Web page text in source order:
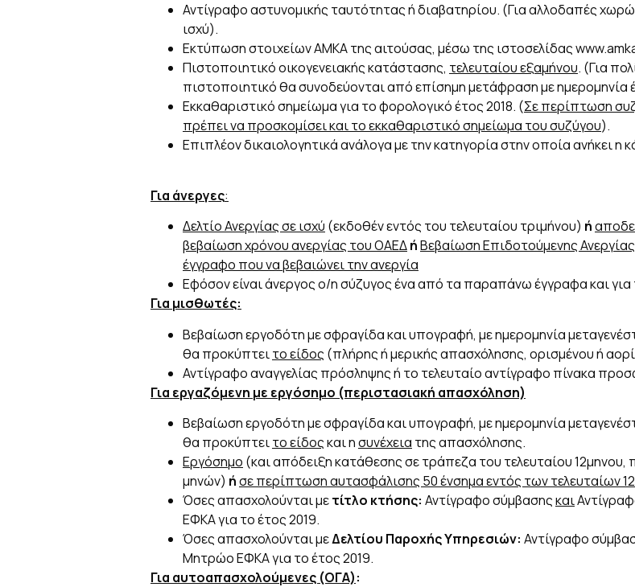
Αντίγραφο αστυνομικής ταυτότητας ή διαβατηρίου. (Για αλλοδαπές
ισχύ).
Εκτύπωση στοιχείων ΑΜΚΑ της αιτούσας, μέσω της ιστοσελίδας
Πιστοποιητικό οικογενειακής κατάστασης, τελευταίου εξαμήνου. (Για
πιστοποιητικό θα συνοδεύονται από επίσημη μετάφραση με ημερομηνία
Εκκαθαριστικό σημείωμα για το φορολογικό έτος 2018. (Σε περίπτωση
πρέπει να προσκομίσει και το εκκαθαριστικό σημείωμα του συζύγου).
Επιπλέον δικαιολογητικά ανάλογα με την κατηγορία στην οποία ανήκει η
Για άνεργες:
Δελτίο Ανεργίας σε ισχύ (εκδοθέν εντός του τελευταίου τριμήνου) ή
βεβαίωση χρόνου ανεργίας του ΟΑΕΔήΒεβαίωση Επιδοτούμενης Ανεργίας
έγγραφο που να βεβαιώνει την ανεργία
Εφόσον είναι άνεργος ο/η σύζυγος ένα από τα παραπάνω έγγραφα και
Για μισθωτές:
Βεβαίωση εργοδότη με σφραγίδα και υπογραφή, με ημερομηνία
θα προκύπτειτο είδος (πλήρης ή μερικής απασχόλησης, ορισμένου ή
Αντίγραφο αναγγελίας πρόσληψης ή το τελευταίο αντίγραφο πίνακα
Για εργαζόμενη με εργόσημο (περιστασιακή απασχόληση)
Βεβαίωση εργοδότη με σφραγίδα και υπογραφή, με ημερομηνία
θα προκύπτειτο είδοςκαι ησυνέχεια της απασχόλησης.
Εργόσημο (και απόδειξη κατάθεσης σε τράπεζα του τελευταίου 12μηνου,
μηνών) ήσε περίπτωση αυτασφάλισης 50 ένσημα εντός των τελευταίων
Όσες απασχολούνται μετίτλο κτήσης: Αντίγραφο σύμβασηςκαι
ΕΦΚΑ για το έτος 2019.
Όσες απασχολούνται μεΔελτίου Παροχής Υπηρεσιών: Αντίγραφο
Μητρώο ΕΦΚΑ για το έτος 2019.
Για αυτοαπασχολούμενες (ΟΓΑ):